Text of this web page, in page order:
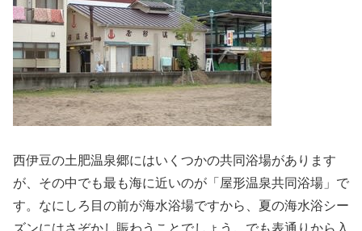
西伊豆の土肥温泉郷にはいくつかの共同浴場があります
が、その中でも最も海に近いのが「屋形温泉共同浴場」で
す。なにしろ目の前が海水浴場ですから、夏の海水浴シー
ズンにはさぞかし賑わうことでしょう。でも表通りから入